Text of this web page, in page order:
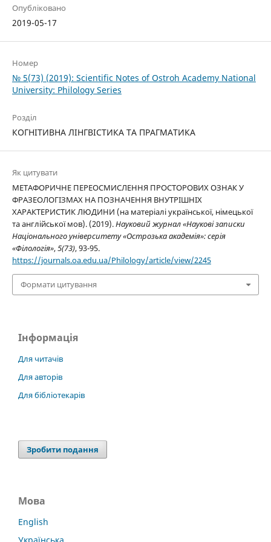
Опубліковано
2019-05-17
Номер
№ 5(73) (2019): Scientific Notes of Ostroh Academy National
University: Philology Series
Розділ
КОГНІТИВНА ЛІНГВІСТИКА ТА ПРАГМАТИКА
Як цитувати
МЕТАФОРИЧНЕ ПЕРЕОСМИСЛЕННЯ ПРОСТОРОВИХ ОЗНАК У
ФРАЗЕОЛОГІЗМАХ НА ПОЗНАЧЕННЯ ВНУТРІШНІХ
ХАРАКТЕРИСТИК ЛЮДИНИ (на матеріалі української, німецької
та англійської мов). (2019).Науковий журнал «Наукові записки
Національного університету «Острозька академія»: серія
«Філологія»,5(73), 93-95.
https://journals.oa.edu.ua/Philology/article/view/2245
Формати цитування
Інформація
Для читачів
Для авторів
Для бібліотекарів
Зробити подання
Мова
English
Українська